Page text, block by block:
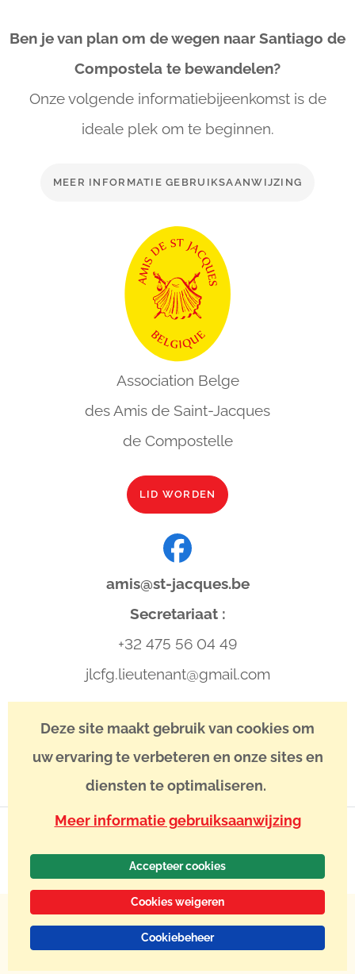
amis@st-jacques.be
Secretariaat :
+32 475 56 04 49
jlcfg.lieutenant@gmail.com
BIC : BBRUBEBB
Association Belge
des Amis de Saint-Jacques
de Compostelle
LID WORDEN
Ben je van plan om de wegen naar Santiago de
Compostela te bewandelen?
Onze volgende informatiebijeenkomst is de
idealeplek om te beginnen.
MEER INFORMATIE GEBRUIKSAANWIJZING
Juridische informatie Statuten Dienstregeling Privacy policy
Association Belge des Amis de Saint-Jacques de Compostelle
Deze site maakt gebruik van cookies om
uw ervaring te verbeteren en onze sites en
diensten te optimaliseren.
Meer informatie gebruiksaanwijzing
Accepteer cookies
Cookies weigeren
Cookiebeheer